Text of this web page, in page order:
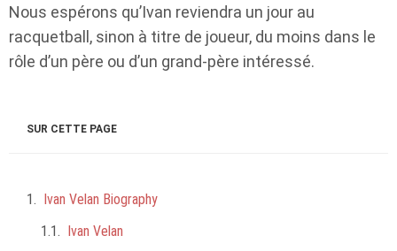
Nous espérons qu’Ivan reviendra un jour au
racquetball, sinon à titre de joueur, du moins dans le
rôle d’un père ou d’un grand-père intéressé.
SUR CETTE PAGE
Ivan Velan Biography
Ivan Velan